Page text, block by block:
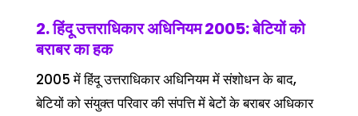
2. हिंदू उत्तराधिकार अधिनियम 2005: बेटियों को
बराबर का हक
2005 में हिंदू उत्तराधिकार अधिनियम में संशोधन के बाद,
बेटियों को संयुक्त परिवार की संपत्ति में बेटों के बराबर अधिकार